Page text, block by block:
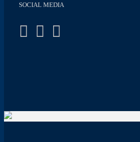
SOCIAL MEDIA